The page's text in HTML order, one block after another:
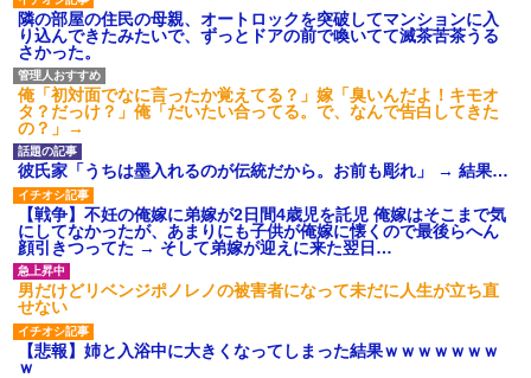
【悲報】佐藤輝明・・・２軍
でも盛大にやらかす←あまり悲
しませないでくれ
隣の部屋の住民の母親、オートロックを突破してマンションに入
り込んできたみたいで、ずっとドアの前で喚いてて滅茶苦茶うる
さかった。
俺「初対面でなに言ったか覚えてる？」嫁「臭いんだよ！キモオ
タ？だっけ？」俺「だいたい合ってる。で、なんで告白してきた
の？」→
彼氏家「うちは墨入れるのが伝統だから。お前も彫れ」 → 結果…
【戦争】不妊の俺嫁に弟嫁が2日間4歳児を託児 俺嫁はそこまで気
にしてなかったが、あまりにも子供が俺嫁に懐くので最後らへん
顔引きつってた → そして弟嫁が迎えに来た翌日…
男だけどリベンジポノレノの被害者になって未だに人生が立ち直
せない
【悲報】姉と入浴中に大きくなってしまった結果ｗｗｗｗｗｗｗ
ｗ